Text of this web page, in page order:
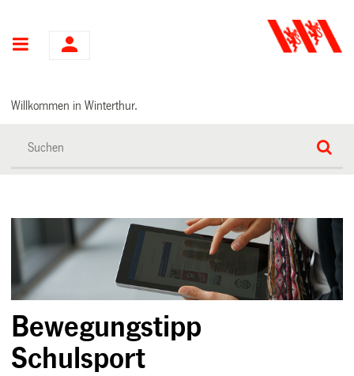
Hauptnavigation
Willkommen in Winterthur.
Bewegungstipp
Schulsport